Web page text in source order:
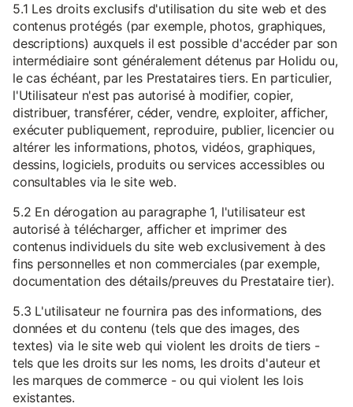
5.1 Les droits exclusifs d'utilisation du site web et des
contenus protégés (par exemple, photos, graphiques,
descriptions) auxquels il est possible d'accéder par son
intermédiaire sont généralement détenus par Holidu ou,
le cas échéant, par les Prestataires tiers. En particulier,
l'Utilisateur n'est pas autorisé à modifier, copier,
distribuer, transférer, céder, vendre, exploiter, afficher,
exécuter publiquement, reproduire, publier, licencier ou
altérer les informations, photos, vidéos, graphiques,
dessins, logiciels, produits ou services accessibles ou
consultables via le site web.
5.2 En dérogation au paragraphe 1, l'utilisateur est
autorisé à télécharger, afficher et imprimer des
contenus individuels du site web exclusivement à des
fins personnelles et non commerciales (par exemple,
documentation des détails/preuves du Prestataire tier).
5.3 L'utilisateur ne fournira pas des informations, des
données et du contenu (tels que des images, des
textes) via le site web qui violent les droits de tiers -
tels que les droits sur les noms, les droits d'auteur et
les marques de commerce - ou qui violent les lois
existantes.